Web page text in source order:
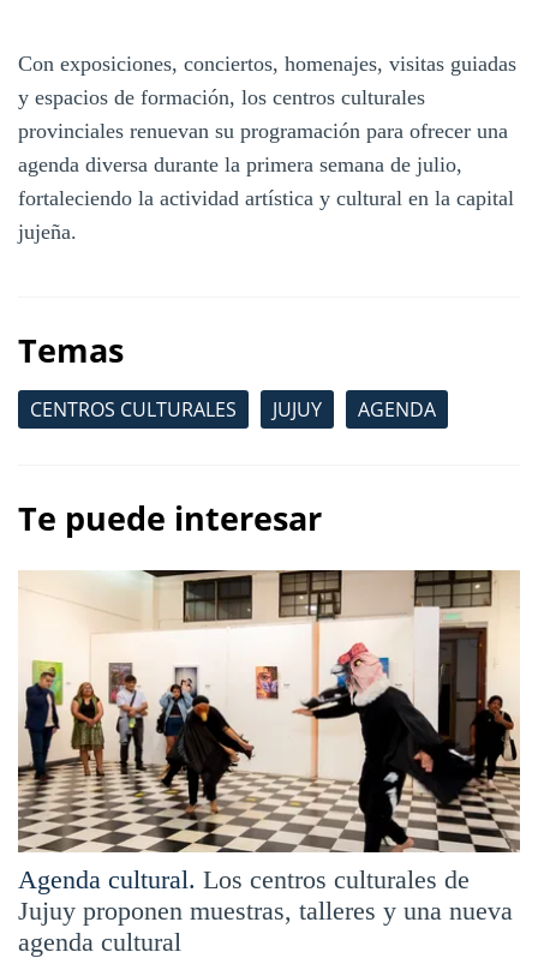
Con exposiciones, conciertos, homenajes, visitas guiadas
y espacios de formación, los centros culturales
provinciales renuevan su programación para ofrecer una
agenda diversa durante la primera semana de julio,
fortaleciendo la actividad artística y cultural en la capital
jujeña.
Temas
CENTROS CULTURALES JUJUY AGENDA
Te puede interesar
Agenda cultural. Los centros culturales de
Jujuy proponen muestras, talleres y una nueva
agenda cultural